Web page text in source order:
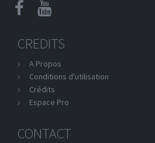
CREDITS
A Propos
Conditions d'utilisation
Crédits
Espace Pro
CONTACT